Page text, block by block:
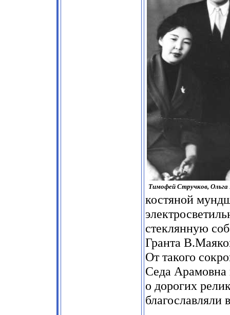
Тимофей Стручков, Ольга
костяной
стеклянную
Гранта
От такого
Седа Арамовна
о дорогих
благославляли